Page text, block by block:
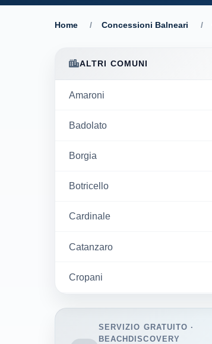
Home / Concessioni Balneari /
ALTRI COMUNI
Amaroni
Badolato
Borgia
Botricello
Cardinale
Catanzaro
Cropani
Davoli
Falerna
SERVIZIO GRATUITO ·
BEACHDISCOVERY